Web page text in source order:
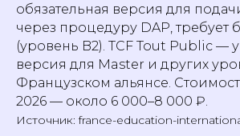
обязательная версия для
через процедуру DAP, требует
(уровень B2). TCF Tout Public —
версия для Master и других
Французском альянсе.
2026 — около 6 000–8 000 ₽.
Источник: france-education-